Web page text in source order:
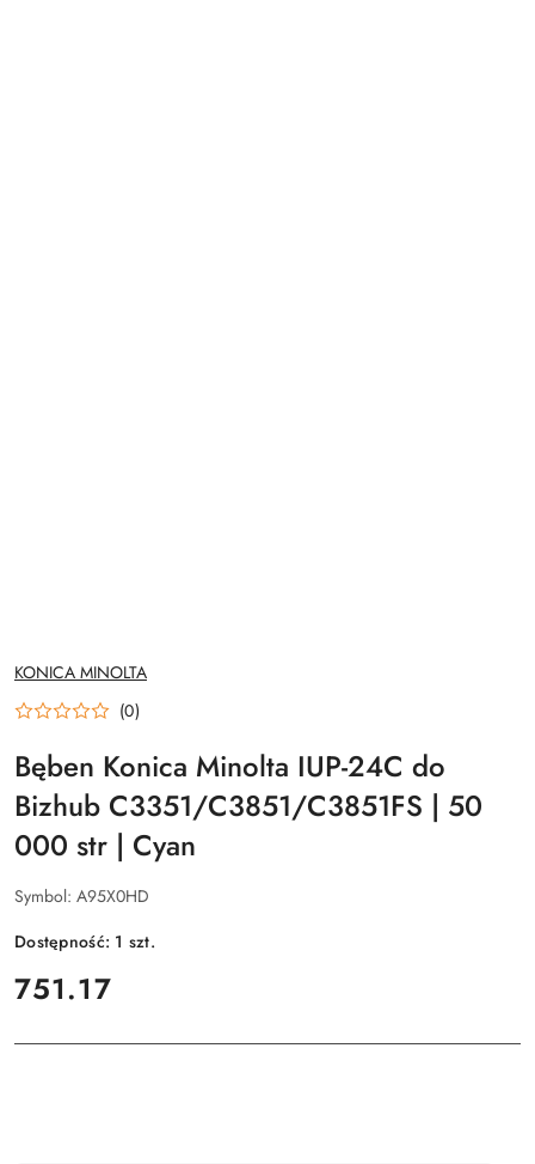
NAZWA
PRODUCENTA:
KONICA MINOLTA
(0)
Bęben Konica Minolta IUP-24C do
Bizhub C3351/C3851/C3851FS | 50
000 str | Cyan
Symbol: A95X0HD
Dostępność: 1 szt.
cena:
751.17